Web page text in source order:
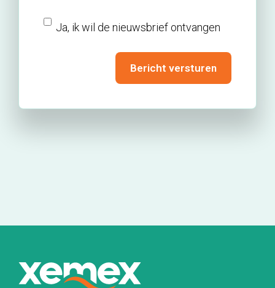
nieuwsbrief
Ja, ik wil de nieuwsbrief ontvangen
Bericht versturen